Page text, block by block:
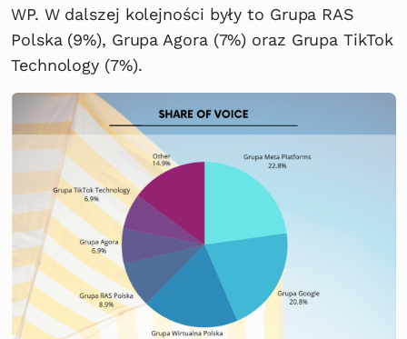
WP. W dalszej kolejności były to Grupa RAS
Polska (9%), Grupa Agora (7%) oraz Grupa TikTok
Technology (7%).